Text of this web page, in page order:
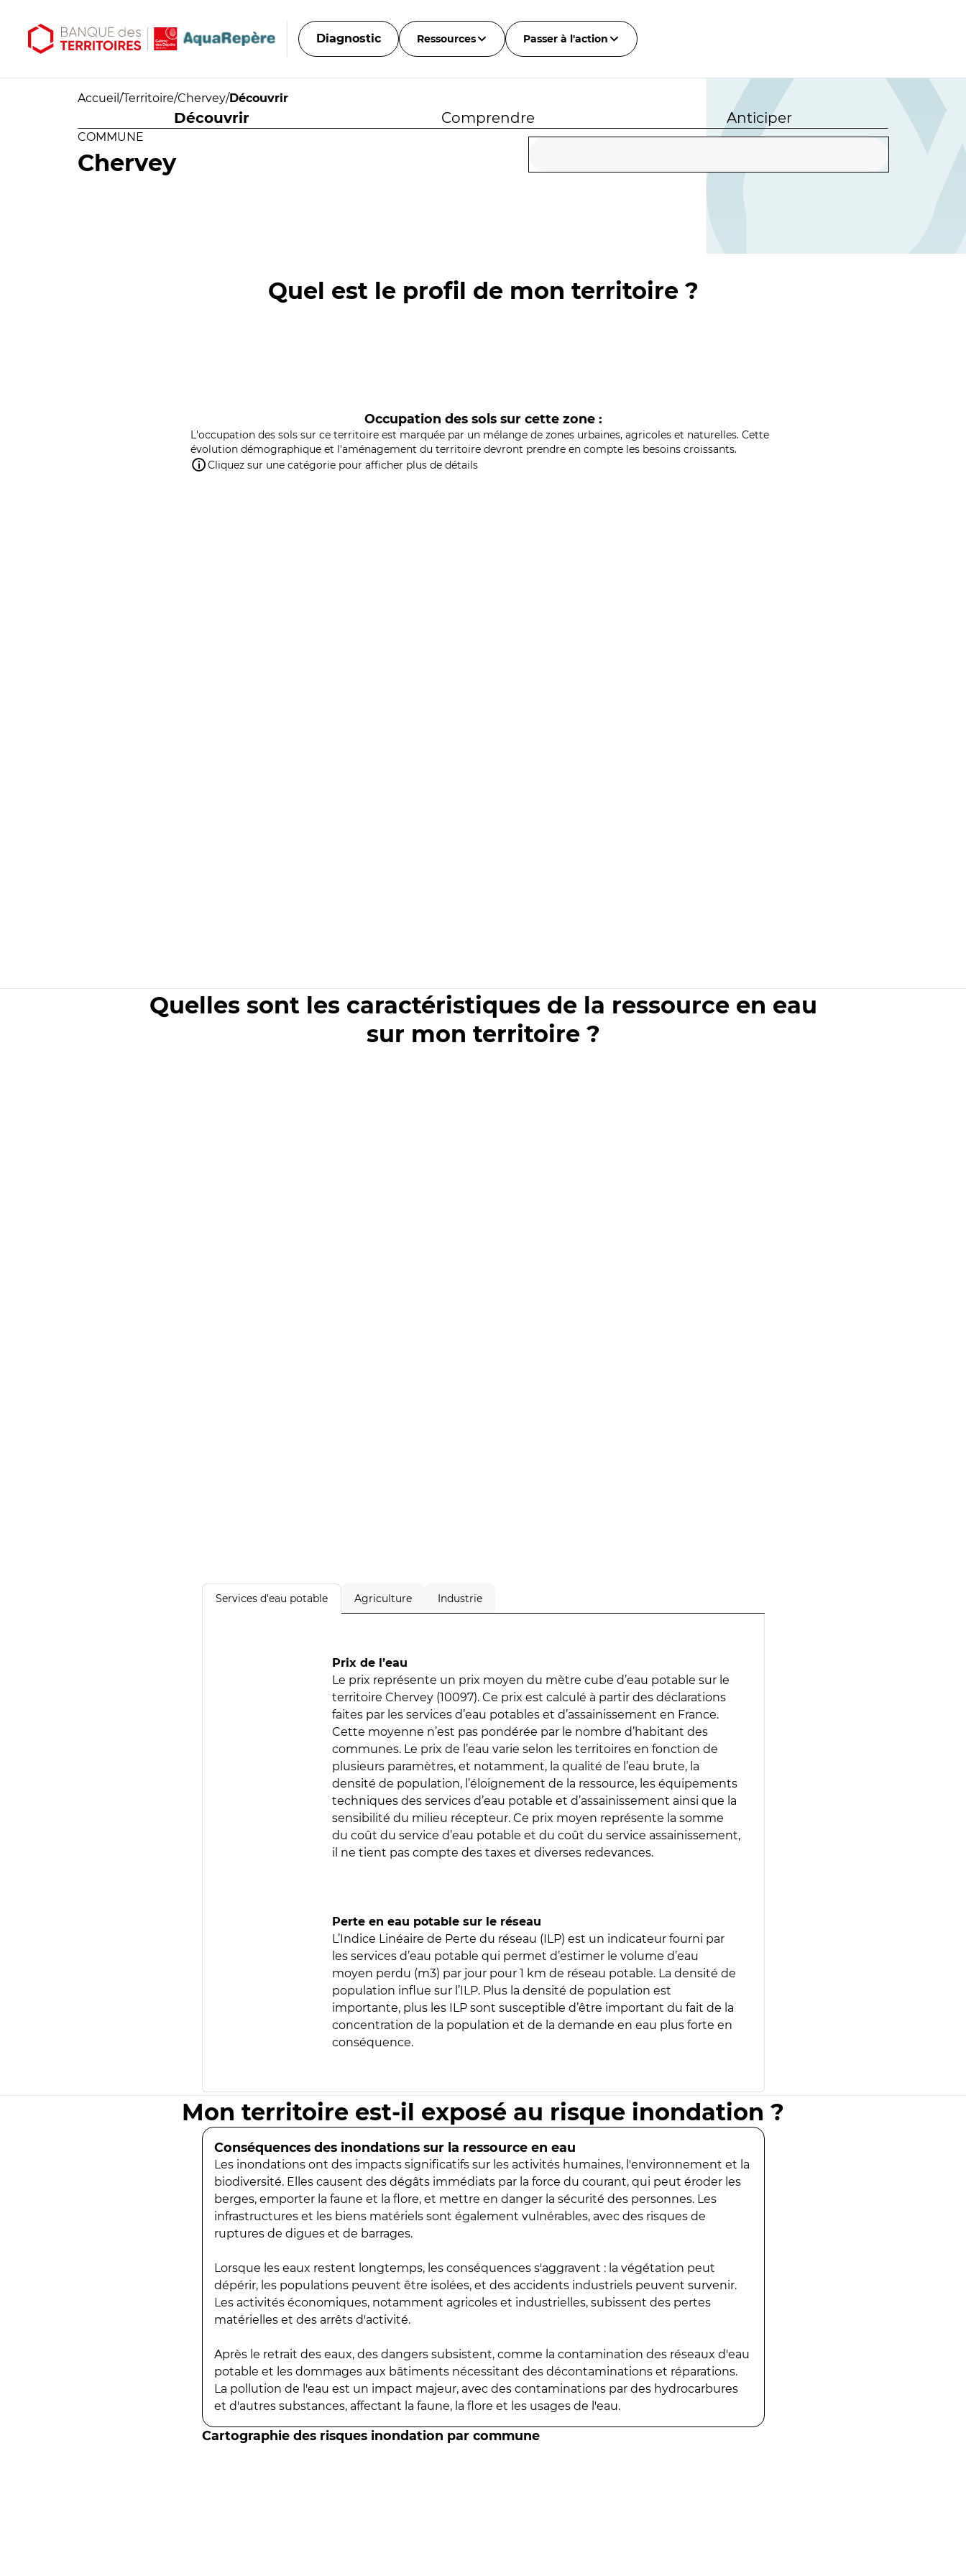
Diagnostic Ressources Passer à l'action
Accueil /Territoire/Chervey/Découvrir
Découvrir Comprendre Anticiper
COMMUNE
Chervey
Quel est le profil de mon territoire ?
Occupation des sols sur cette zone :
L'occupation des sols sur ce territoire est marquée par un mélange de zones urbaines, agricoles et naturelles. Cette
évolution démographique et l'aménagement du territoire devront prendre en compte les besoins croissants.
Cliquez sur une catégorie pour afficher plus de détails
Quelles sont les caractéristiques de la ressource en eau
sur mon territoire ?
Services d'eau potable Agriculture Industrie
Prix de l’eau
Le prix représente un prix moyen du mètre cube d’eau potable sur le
territoire Chervey (10097). Ce prix est calculé à partir des déclarations
faites par les services d’eau potables et d’assainissement en France.
Cette moyenne n’est pas pondérée par le nombre d’habitant des
communes. Le prix de l’eau varie selon les territoires en fonction de
plusieurs paramètres, et notamment, la qualité de l’eau brute, la
densité de population, l’éloignement de la ressource, les équipements
techniques des services d’eau potable et d’assainissement ainsi que la
sensibilité du milieu récepteur. Ce prix moyen représente la somme
du coût du service d’eau potable et du coût du service assainissement,
il ne tient pas compte des taxes et diverses redevances.
Perte en eau potable sur le réseau
L’Indice Linéaire de Perte du réseau (ILP) est un indicateur fourni par
les services d’eau potable qui permet d’estimer le volume d’eau
moyen perdu (m3) par jour pour 1 km de réseau potable. La densité de
population influe sur l’ILP. Plus la densité de population est
importante, plus les ILP sont susceptible d’être important du fait de la
concentration de la population et de la demande en eau plus forte en
conséquence.
Mon territoire est-il exposé au risque inondation ?
Conséquences des inondations sur la ressource en eau
Les inondations ont des impacts significatifs sur les activités humaines, l'environnement et la
biodiversité. Elles causent des dégâts immédiats par la force du courant, qui peut éroder les
berges, emporter la faune et la flore, et mettre en danger la sécurité des personnes. Les
infrastructures et les biens matériels sont également vulnérables, avec des risques de
ruptures de digues et de barrages.
Lorsque les eaux restent longtemps, les conséquences s'aggravent : la végétation peut
dépérir, les populations peuvent être isolées, et des accidents industriels peuvent survenir.
Les activités économiques, notamment agricoles et industrielles, subissent des pertes
matérielles et des arrêts d'activité.
Après le retrait des eaux, des dangers subsistent, comme la contamination des réseaux d'eau
potable et les dommages aux bâtiments nécessitant des décontaminations et réparations.
La pollution de l'eau est un impact majeur, avec des contaminations par des hydrocarbures
et d'autres substances, affectant la faune, la flore et les usages de l'eau.
Cartographie des risques inondation par commune